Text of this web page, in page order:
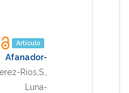
Artículo
Afanador-
Rios,S.
Luna-